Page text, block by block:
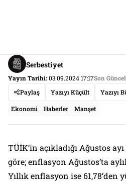
Serbestiyet
Yayın Tarihi:03.09.2024 17:17Son
Paylaş
Yazıyı Küçült Yazıyı
Ekonomi Haberler Manşet
TÜİK’in açıkladığı Ağustos
göre; enflasyon Ağustos’ta
Yıllık enflasyon ise 61,78’den